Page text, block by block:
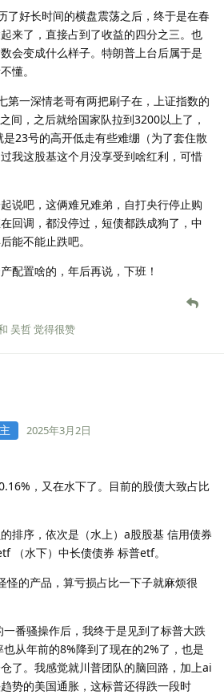
了好长时间的横盘震荡之后，终于是在春
来了，直接占到了收益的四分之三。也
会变成什么样子。特朗普上台后属于是
懂。
第一深情老哥有两把刷子在，上证指数的
间，之后就给国家队拉到3200以上了，
23号的高开低走有些难绷（为了套住散
我这股基这个月没享受到啥红利，可惜
说吧，这俩难兄难弟，自打央行停止购
回调，都没停过，短债都跌成狗了，中
能不能止跌吧。
配置啥的，年后再说，下班！
吴哲觉得很赞
2025年3月2日
，又在水下了。目前的股债大致占比
排序，依次是（水上）a股股基 信用债券
（水下）中长债债券 标普etf。
怪的产品，算亏损占比一下子就麻烦很
番骚操作后，我终于是见到了标普大跌
从年前的8%降到了现在的2%了，也是
了。我感觉就川普团队的脑回路，加上ai
势的美国通胀，这标普还得跌一段时